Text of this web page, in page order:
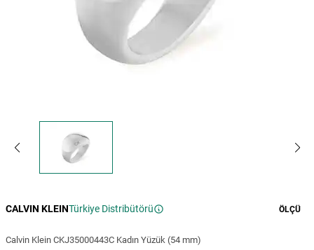
CALVIN KLEINTürkiye Distribütörü ÖLÇÜ
Calvin Klein CKJ35000443C Kadın Yüzük (54 mm)